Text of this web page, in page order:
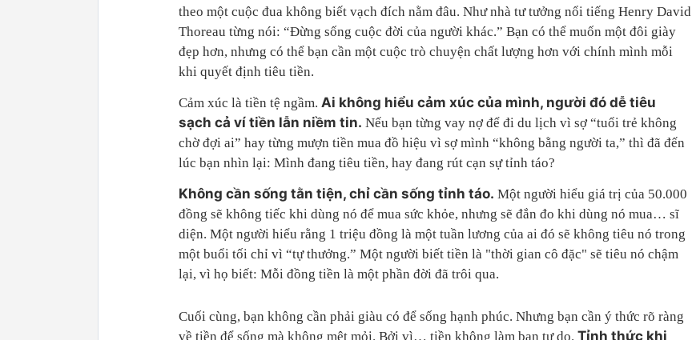
theo một cuộc đua không biết vạch đích nằm đâu. Như nhà tư tưởng nổi tiếng Henry David
Thoreau từng nói: “Đừng sống cuộc đời của người khác.” Bạn có thể muốn một đôi giày
đẹp hơn, nhưng có thể bạn cần một cuộc trò chuyện chất lượng hơn với chính mình mỗi
khi quyết định tiêu tiền.
Cảm xúc là tiền tệ ngầm. Ai không hiểu cảm xúc của mình, người đó dễ tiêu
sạch cả ví tiền lẫn niềm tin. Nếu bạn từng vay nợ để đi du lịch vì sợ “tuổi trẻ không
chờ đợi ai” hay từng mượn tiền mua đồ hiệu vì sợ mình “không bằng người ta,” thì đã đến
lúc bạn nhìn lại: Mình đang tiêu tiền, hay đang rút cạn sự tỉnh táo?
Không cần sống tằn tiện, chỉ cần sống tỉnh táo. Một người hiểu giá trị của 50.000
đồng sẽ không tiếc khi dùng nó để mua sức khỏe, nhưng sẽ đắn đo khi dùng nó mua… sĩ
diện. Một người hiểu rằng 1 triệu đồng là một tuần lương của ai đó sẽ không tiêu nó trong
một buổi tối chỉ vì “tự thưởng.” Một người biết tiền là "thời gian cô đặc" sẽ tiêu nó chậm
lại, vì họ biết: Mỗi đồng tiền là một phần đời đã trôi qua.
Cuối cùng, bạn không cần phải giàu có để sống hạnh phúc. Nhưng bạn cần ý thức rõ ràng
về tiền để sống mà không mệt mỏi. Bởi vì… tiền không làm bạn tự do. Tỉnh thức khi